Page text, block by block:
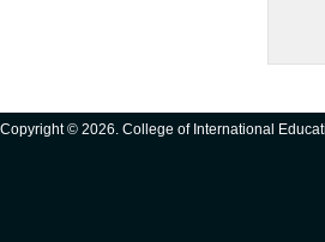
Copyright © 2026. College of International